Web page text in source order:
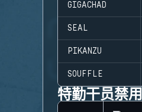
GIGACHAD
SEAL
PIKANZU
SOUFFLE
特勤干员禁用